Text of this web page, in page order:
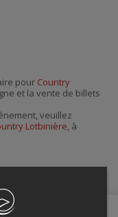
pour Country
et la vente de billets
veuillez
Lotbinière, à